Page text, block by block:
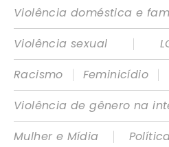
Violência doméstica e
Violência sexual
|
Racismo
| Feminicídio |
Violência de gênero na
Mulher e Mídia
|